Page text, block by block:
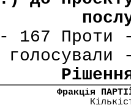
167 Проти
Фракція